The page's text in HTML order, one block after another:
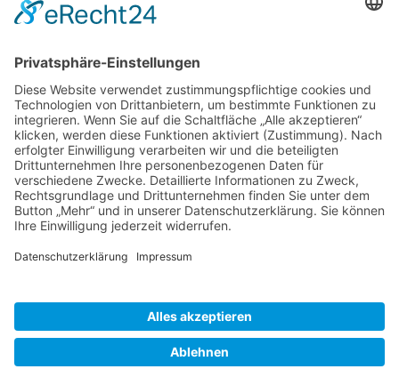
Rathauserstürmung Kamenz
durch den KKC e.V. und
Eröffnung der 38. Saison
11.11.2024, 11:11
Rathauserstürmung durch den KKC e.V. und Eröffnung der 5.
Jahreszeit in der 38. Saison des KKC e.V.
Zurück
»facebook.com/kamenz.news »facebook.com/rathaus.kamenz
»facebook.com/Kamenz.Tourismus
»instagramm.com/kamenz_tourismus
»Kontakt
»Elektronische Kommunikation